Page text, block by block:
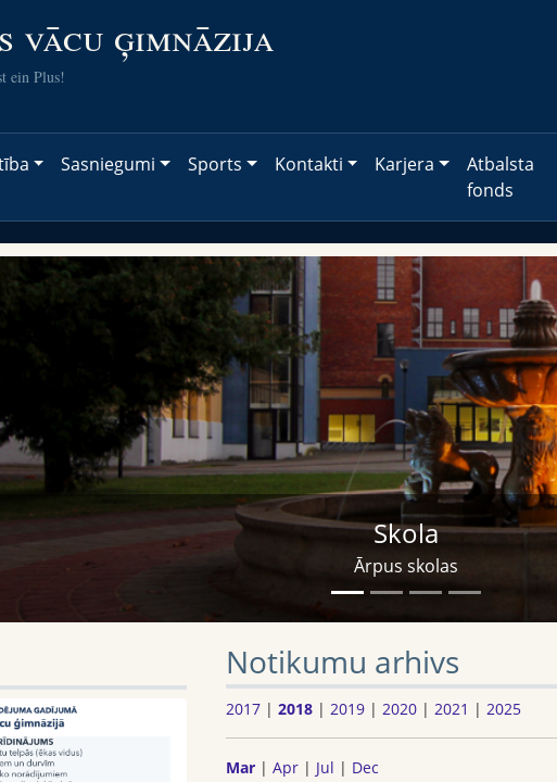
vācu ģimnāzija
ein Plus!
Sasniegumi Sports Kontakti Karjera
Atbalsta
fonds
Pie mums sporto
Skolā ir plašas sporta nodarbību
Notikumu arhivs
2017 | 2018 | 2019 | 2020 | 2021 | 2025
Mar | Apr | Jul | Dec